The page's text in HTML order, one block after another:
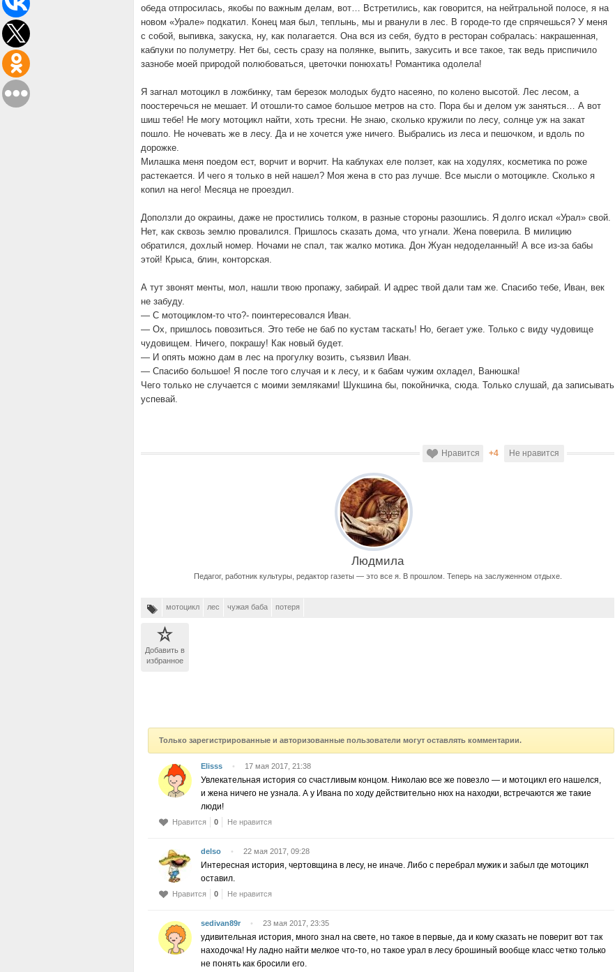
обеда отпросилась, якобы по важным делам, вот… Встретились, как говорится, на нейтральной полосе, я на
новом «Урале» подкатил. Конец мая был, теплынь, мы и рванули в лес. В городе-то где спрячешься? У меня
с собой, выпивка, закуска, ну, как полагается. Она вся из себя, будто в ресторан собралась: накрашенная,
каблуки по полуметру. Нет бы, сесть сразу на полянке, выпить, закусить и все такое, так ведь приспичило
зазнобе моей природой полюбоваться, цветочки понюхать! Романтика одолела!
Я загнал мотоцикл в ложбинку, там березок молодых будто насеяно, по колено высотой. Лес лесом, а
поостеречься не мешает. И отошли-то самое большое метров на сто. Пора бы и делом уж заняться… А вот
шиш тебе! Не могу мотоцикл найти, хоть тресни. Не знаю, сколько кружили по лесу, солнце уж на закат
пошло. Не ночевать же в лесу. Да и не хочется уже ничего. Выбрались из леса и пешочком, и вдоль по
дорожке.
Милашка меня поедом ест, ворчит и ворчит. На каблуках еле ползет, как на ходулях, косметика по роже
растекается. И чего я только в ней нашел? Моя жена в сто раз лучше. Все мысли о мотоцикле. Сколько я
копил на него! Месяца не проездил.
Доползли до окраины, даже не простились толком, в разные стороны разошлись. Я долго искал «Урал» свой.
Нет, как сквозь землю провалился. Пришлось сказать дома, что угнали. Жена поверила. В милицию
обратился, дохлый номер. Ночами не спал, так жалко мотика. Дон Жуан недоделанный! А все из-за бабы
этой! Крыса, блин, конторская.
А тут звонят менты, мол, нашли твою пропажу, забирай. И адрес твой дали там же. Спасибо тебе, Иван, век
не забуду.
— С мотоциклом-то что?- поинтересовался Иван.
— Ох, пришлось повозиться. Это тебе не баб по кустам таскать! Но, бегает уже. Только с виду чудовище
чудовищем. Ничего, покрашу! Как новый будет.
— И опять можно дам в лес на прогулку возить, съязвил Иван.
— Спасибо большое! Я после того случая и к лесу, и к бабам чужим охладел, Ванюшка!
Чего только не случается с моими земляками! Шукшина бы, покойничка, сюда. Только слушай, да записывать
успевай.
Нравится +4 Не нравится
Людмила
Педагог, работник культуры, редактор газеты — это все я. В прошлом. Теперь на заслуженном отдыхе.
мотоцикл лес чужая баба потеря
Добавить в
избранное
Только зарегистрированные и авторизованные пользователи могут оставлять комментарии.
Elisss • 17 мая 2017, 21:38
Увлекательная история со счастливым концом. Николаю все же повезло — и мотоцикл его нашелся,
и жена ничего не узнала. А у Ивана по ходу действительно нюх на находки, встречаются же такие
люди!
Нравится 0 Не нравится
delso • 22 мая 2017, 09:28
Интересная история, чертовщина в лесу, не иначе. Либо с перебрал мужик и забыл где мотоцикл
оставил.
Нравится 0 Не нравится
sedivan89r • 23 мая 2017, 23:35
удивительная история, много знал на свете, но такое в первые, да и кому сказать не поверит вот так
находочка! Ну ладно найти мелкое что-то, но такое урал в лесу брошиный вообще класс четко только
не понять как бросили его.